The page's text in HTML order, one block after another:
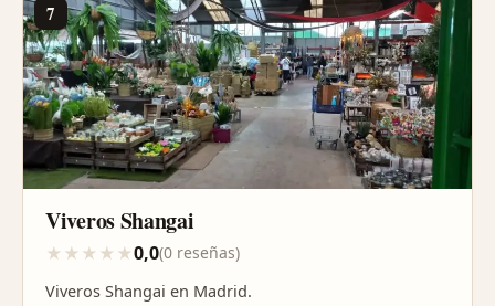
7
Viveros Shangai
★ ★ ★ ★ ★0,0(0 reseñas)
Viveros Shangai en Madrid.